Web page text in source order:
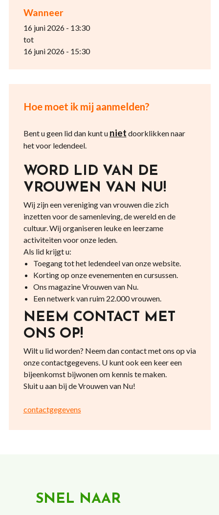
Wanneer
16 juni 2026 - 13:30
tot
16 juni 2026 - 15:30
Hoe moet ik mij aanmelden?
Bent u geen lid dan kunt u niet doorklikken naar
het voor ledendeel.
WORD LID VAN DE
VROUWEN VAN NU!
Wij zijn een vereniging van vrouwen die zich
inzetten voor de samenleving, de wereld en de
cultuur. Wij organiseren leuke en leerzame
activiteiten voor onze leden.
Als lid krijgt u:
Toegang tot het ledendeel van onze website.
Korting op onze evenementen en cursussen.
Ons magazine Vrouwen van Nu.
Een netwerk van ruim 22.000 vrouwen.
NEEM CONTACT MET
ONS OP!
Wilt u lid worden? Neem dan contact met ons op via
onze contactgegevens. U kunt ook een keer een
bijeenkomst bijwonen om kennis te maken.
Sluit u aan bij de Vrouwen van Nu!
contactgegevens
SNEL NAAR